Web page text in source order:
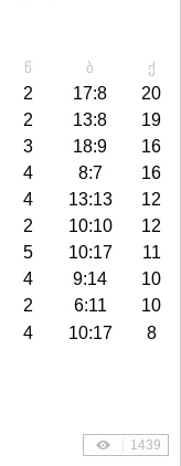
წ ბ ქ
2 17:8
20
2 13:8
19
3 18:9
16
4 8:7
16
4 13:13
12
2 10:10
12
5 10:17
11
4 9:14
10
2 6:11
10
4 10:17 8
1439